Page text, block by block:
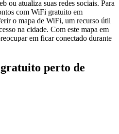
ou atualiza suas redes sociais. Para
com WiFi gratuito em
o mapa de WiFi, um recurso útil
na cidade. Com este mapa em
em ficar conectado durante
perto de